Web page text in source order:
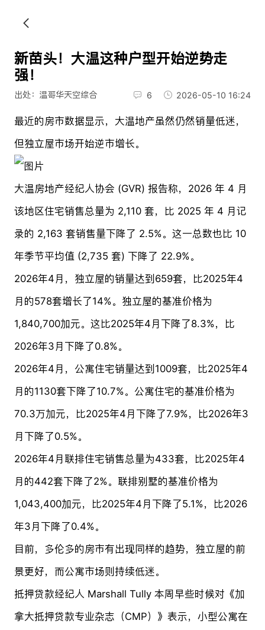
新苗头！大温这种户型开始逆势走
强！
出处：温哥华天空综合 6 2026-05-10 16:24
最近的房市数据显示，大温地产虽然仍然销量低迷，
但独立屋市场开始逆市增长。
大温房地产经纪人协会 (GVR) 报告称，2026 年 4 月
该地区住宅销售总量为 2,110 套，比 2025 年 4 月记
录的 2,163 套销售量下降了 2.5%。这一总数也比 10
年季节平均值 (2,735 套) 下降了 22.9%。
2026年4月，独立屋的销量达到659套，比2025年4
月的578套增长了14%。独立屋的基准价格为
1,840,700加元。这比2025年4月下降了8.3%，比
2026年3月下降了0.8%。
2026年4月，公寓住宅销量达到1009套，比2025年4
月的1130套下降了10.7%。公寓住宅的基准价格为
70.3万加元，比2025年4月下降了7.9%，比2026年3
月下降了0.5%。
2026年4月联排住宅销售总量为433套，比2025年4
月的442套下降了2%。联排别墅的基准价格为
1,043,400加元，比2025年4月下降了5.1%，比2026
年3月下降了0.4%。
目前，多伦多的房市有出现同样的趋势，独立屋的前
景更好，而公寓市场则持续低迷。
抵押贷款经纪人 Marshall Tully 本周早些时候对《加
拿大抵押贷款专业杂志（CMP）》表示，小型公寓在